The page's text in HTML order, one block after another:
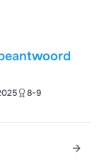
8-9